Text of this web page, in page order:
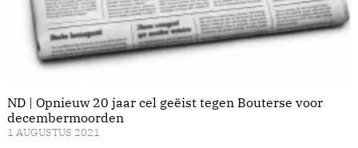
ND | Opnieuw 20 jaar cel geëist tegen Bouterse voor
decembermoorden
1 AUGUSTUS 2021